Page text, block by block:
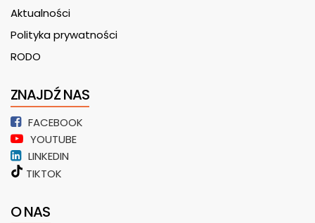
Aktualności
Polityka prywatności
RODO
ZNAJDŹ NAS
FACEBOOK
YOUTUBE
LINKEDIN
TIKTOK
O NAS